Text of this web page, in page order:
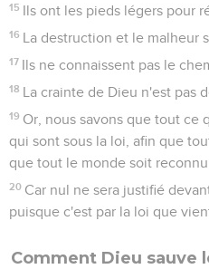
15 Ils ont les pieds légers pour
16 La destruction et le malheur
17 Ils ne connaissent pas le
18 La crainte de Dieu n'est pas
19 Or, nous savons que tout ce
qui sont sous la loi, afin que
que tout le monde soit
20 Car nul ne sera justifié
puisque c'est par la loi que
Comment Dieu sauve